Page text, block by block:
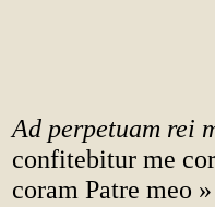
Ad perpetuam rei
confitebitur me
coram Patre meo